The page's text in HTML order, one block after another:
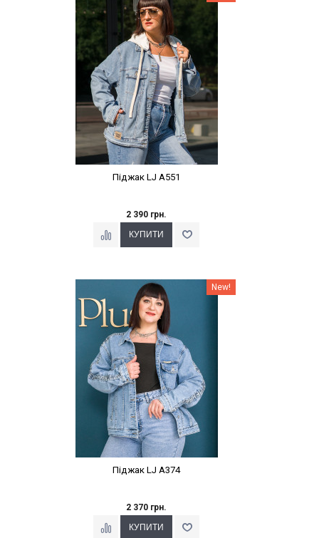
Піджак LJ A551
2 390 грн.
Наклейки Варіант з % New!
Піджак LJ A374
2 370 грн.